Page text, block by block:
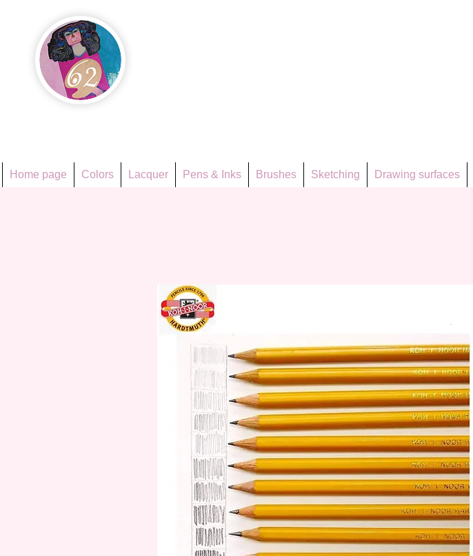
Home page Colors Lacquer Pens & Inks Brushes Sketching Drawing surfaces